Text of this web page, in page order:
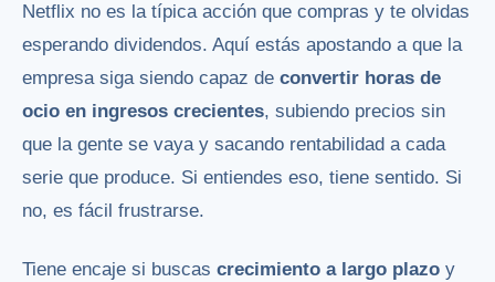
Netflix no es la típica acción que compras y te olvidas
esperando dividendos. Aquí estás apostando a que la
empresa siga siendo capaz de convertir horas de
ocio en ingresos crecientes, subiendo precios sin
que la gente se vaya y sacando rentabilidad a cada
serie que produce. Si entiendes eso, tiene sentido. Si
no, es fácil frustrarse.
Tiene encaje si buscas crecimiento a largo plazo y